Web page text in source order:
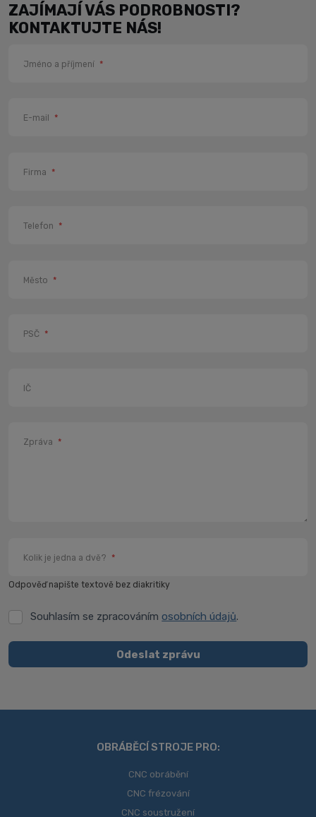
ZAJÍMAJÍ VÁS PODROBNOSTI?
KONTAKTUJTE NÁS!
Jméno a příjmení *
E-mail *
Firma *
Telefon *
Město *
PSČ *
IČ
Zpráva *
Kolik je jedna a dvě? *
Odpověď napište textově bez diakritiky
Souhlasím
zpracováním
osobních
Souhlasím se zpracovánímosobních údajů.
Odeslat zprávu
OBRÁBĚCÍ STROJE PRO:
CNC obrábění
CNC frézování
CNC soustružení